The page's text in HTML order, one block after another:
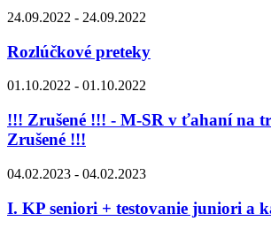
24.09.2022 - 24.09.2022
Rozlúčkové preteky
01.10.2022 - 01.10.2022
!!! Zrušené !!! - M-SR v ťahaní na
Zrušené !!!
04.02.2023 - 04.02.2023
I. KP seniori + testovanie juniori a